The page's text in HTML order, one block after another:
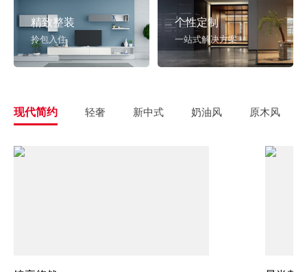
精致整装
拎包入住
个性定制
一站式解决方案
现代简约 轻奢 新中式 奶油风 原木风